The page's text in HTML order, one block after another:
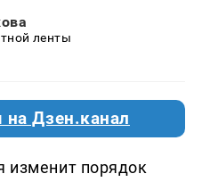
ленты
на Дзен.канал
изменит порядок